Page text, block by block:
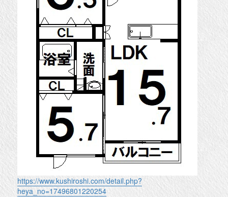
https://www.kushiroshi.com/detail.php?
heya_no=17496801220254